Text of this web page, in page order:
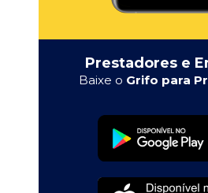
Prestadores e
Baixe o Grifo para